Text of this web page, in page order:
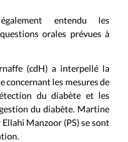
entendu les
orales prévues à
(cdH) a interpellé la
concernant les mesures de
du diabète et les
du diabète. Martine
Manzoor (PS) se sont